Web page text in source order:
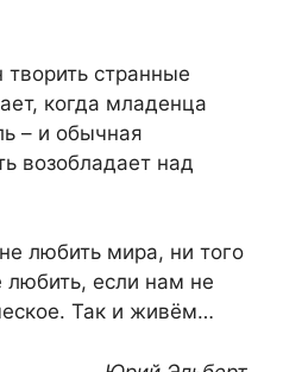
творить странные
когда младенца
– и обычная
возобладает над
любить мира, ни того
любить, если нам не
Так и живём…